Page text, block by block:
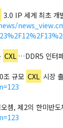
3.0 IP 세계 최초 개
CXL …DDR5 인터
조 규모 CXL 시장
셈, 제2의 한미반도